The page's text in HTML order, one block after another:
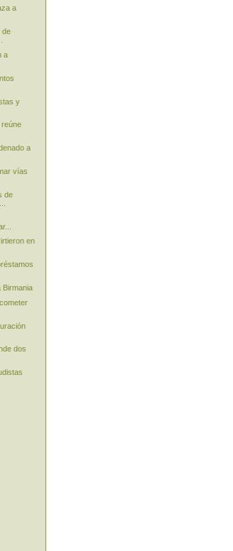
a
de
a
y
reúne
a
vías
de
en
Birmania
dos